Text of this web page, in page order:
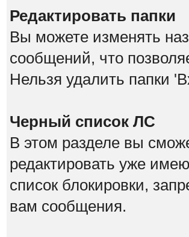
Редактировать папки
Вы можете изменять
сообщений, что
Нельзя удалить папки
Черный список ЛС
В этом разделе вы
редактировать уже
список блокировки,
вам сообщения.